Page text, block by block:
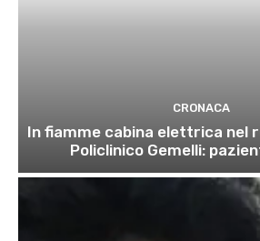
CRONACA
In fiamme cabina elettrica nel
Policlinico Gemelli: